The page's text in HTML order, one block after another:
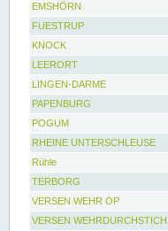
EMSHÖRN
FUESTRUP
KNOCK
LEERORT
LINGEN-DARME
PAPENBURG
POGUM
RHEINE UNTERSCHLEUSE
Rühle
TERBORG
VERSEN WEHR OP
VERSEN WEHRDURCHSTICH